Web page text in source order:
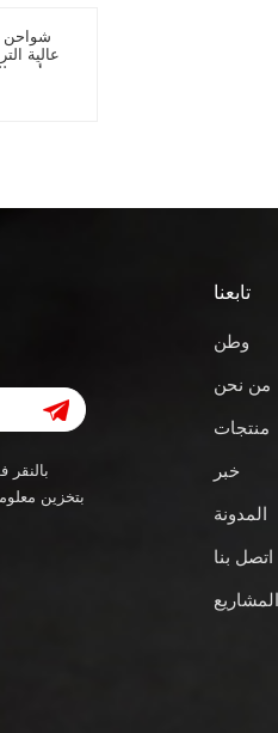
شواحن
أمبير
تابعنا
وطن
من نحن
منتجات
خبر
المدونة
اتصل بنا
المشاريع